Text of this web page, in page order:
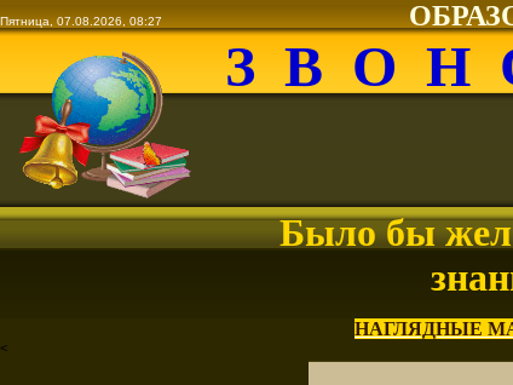
Пятница, 07.08.2026, 08:27
З В О
Было бы
НАГЛЯДНЫЕ
<